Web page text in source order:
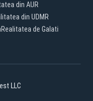
din AUR
din UDMR
Realitatea de Galati
LLC